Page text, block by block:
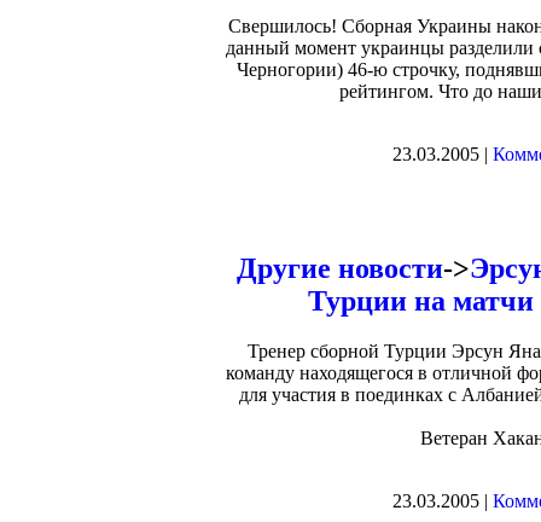
Свершилось! Сборная Украины
данный момент украинцы разделили
Черногории) 46-ю строчку,
рейтингом. Что до
23.03.2005 |
Другие новости->
Турции на матчи
Тренер сборной Турции Эрсун
команду находящегося в отличной
для участия в поединках с
Ветеран
23.03.2005 |